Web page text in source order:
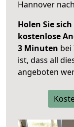
Hannover
Holen Sie
kostenlose
3 Minuten bei
ist, dass all
angeboten